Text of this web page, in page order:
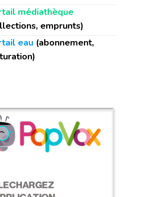
médiathèque
emprunts)
eau (abonnement,